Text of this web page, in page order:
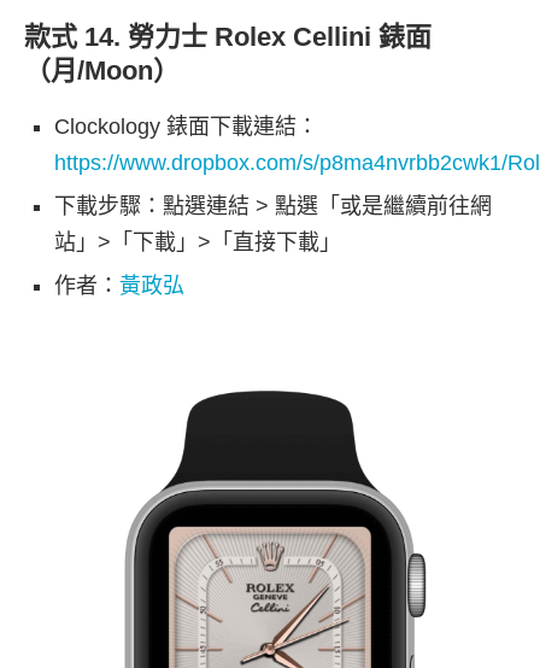
款式 14. 勞力士 Rolex Cellini 錶面
（月/Moon）
Clockology 錶面下載連結：
https://www.dropbox.com/s/p8ma4nvrbb2cwk1/
下載步驟：點選連結 > 點選「或是繼續前往網
站」>「下載」>「直接下載」
作者： 黃政弘